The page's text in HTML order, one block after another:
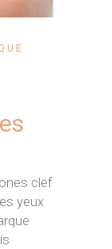
clef
yeux